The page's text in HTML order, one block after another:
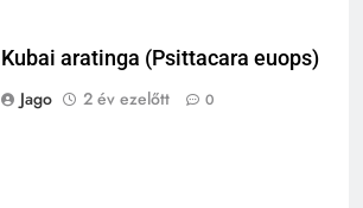
Kubai aratinga (Psittacara euops)
Jago
2 év ezelőtt 0